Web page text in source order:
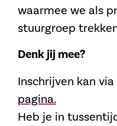
waarmee we als
stuurgroep
Denk jij mee?
Inschrijven kan
pagina.
Heb je in